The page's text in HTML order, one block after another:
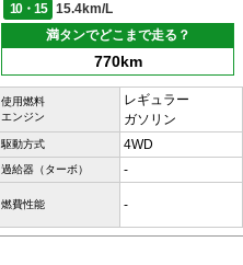
10・15
15.4km/L
満タンでどこまで走る？
770km
使用燃料
エンジン
レギュラー
ガソリン
駆動方式 4WD
過給器（ターボ） -
燃費性能 -